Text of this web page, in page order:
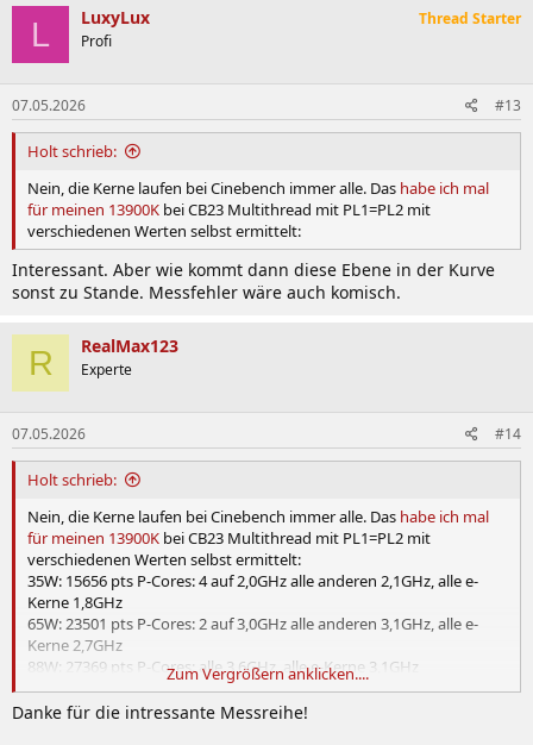
k
i
o
n
e
n
:
L LuxyLux
Profi
Thread Starter
07.05.2026 #13
Holt schrieb:
Nein, die Kerne laufen bei Cinebench immer alle. Das habe ich mal
für meinen 13900K bei CB23 Multithread mit PL1=PL2 mit
verschiedenen Werten selbst ermittelt:
Interessant. Aber wie kommt dann diese Ebene in der Kurve
sonst zu Stande. Messfehler wäre auch komisch.
R RealMax123
Experte
07.05.2026 #14
Holt schrieb:
Nein, die Kerne laufen bei Cinebench immer alle. Das habe ich mal
für meinen 13900K bei CB23 Multithread mit PL1=PL2 mit
verschiedenen Werten selbst ermittelt:
35W: 15656 pts P-Cores: 4 auf 2,0GHz alle anderen 2,1GHz, alle e-
Kerne 1,8GHz
65W: 23501 pts P-Cores: 2 auf 3,0GHz alle anderen 3,1GHz, alle e-
Kerne 2,7GHz
88W: 27369 pts P-Cores: alle 3,6GHz, alle e-Kerne 3,1GHz
105W: 28948 pts P-Cores: alle 3,9GHz, alle e-Kerne 3,3GHz
125W: 31330 pts P-Cores: alle 4,3GHz, alle e-Kerne 3,4GHz
Zum Vergrößern anklicken....
Danke für die intressante Messreihe!